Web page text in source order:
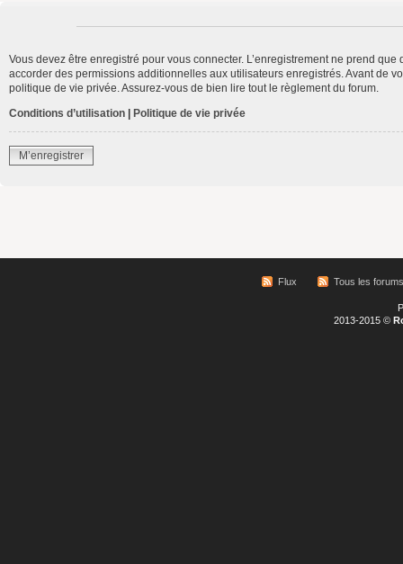
Vous devez être enregistré pour vous connecter. L’enregistrement ne prend
accorder des permissions additionnelles aux utilisateurs enregistrés. Avant de
politique de vie privée. Assurez-vous de bien lire tout le règlement du forum.
Conditions d’utilisation
Politique de vie privée
M’enregistrer
Flux Tous les forums
2013-2015 ©